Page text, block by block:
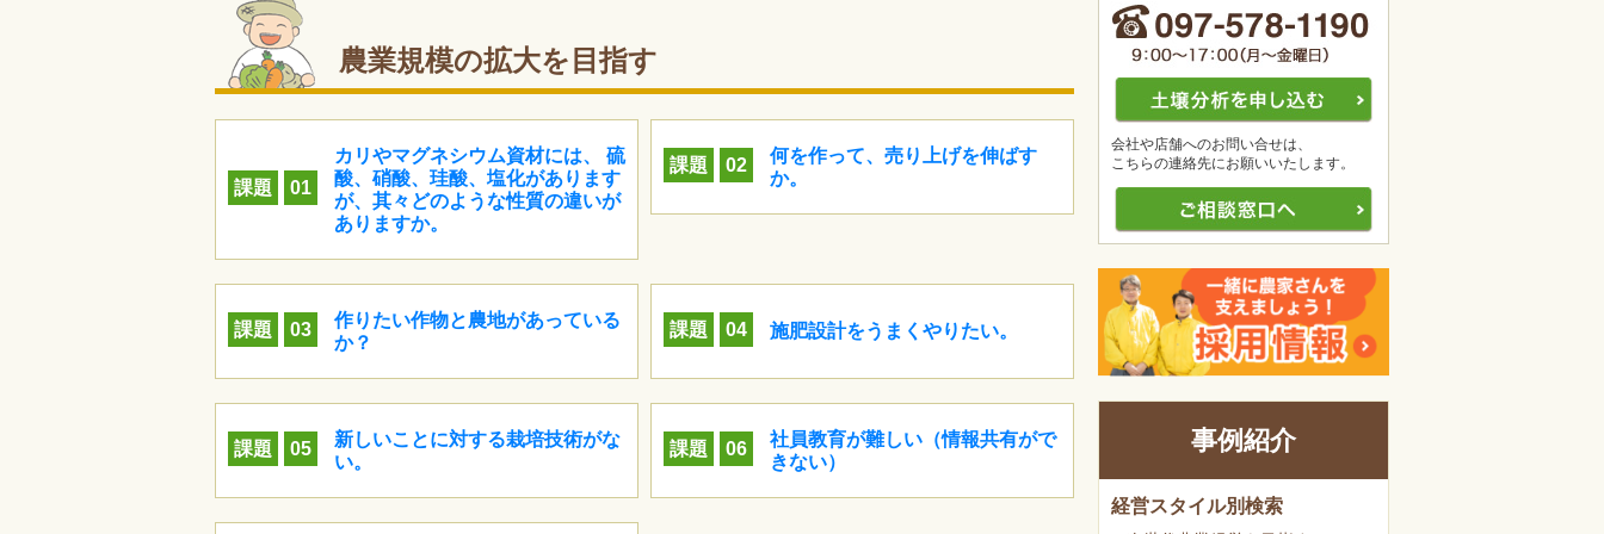
農業規模の拡大を目指す
課題 01
カリやマグネシウム資材には、 硫
酸、硝酸、珪酸、塩化があります
が、其々どのような性質の違いが
ありますか。
課題 02
何を作って、売り上げを伸ばす
か。
課題 03
作りたい作物と農地があっている
か？
課題 04 施肥設計をうまくやりたい。
課題 05
新しいことに対する栽培技術がな
い。
課題 06
社員教育が難しい（情報共有がで
きない）
会社や店舗へのお問い合せは、
こちらの連絡先にお願いいたします。
事例紹介
経営スタイル別検索